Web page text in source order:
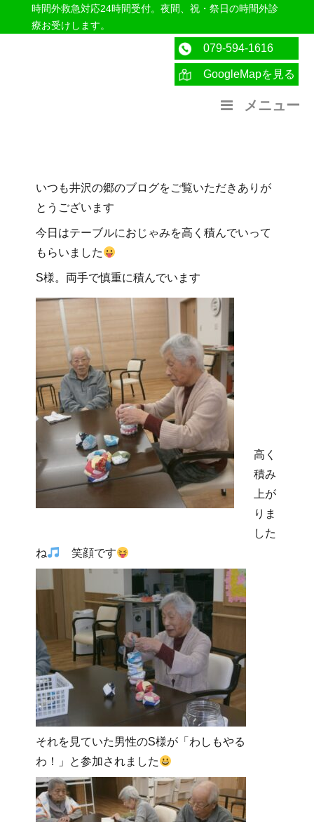
時間外救急対応24時間受付。夜間、祝・祭日の時間外診
療お受けします。
医療法人社団紀洋会 公式サイト
079-594-1616
GoogleMapを見る
メニュー
いつも井沢の郷のブログをご覧いただきありが
とうございます
今日はテーブルにおじゃみを高く積んでいって
もらいました
S様。両手で慎重に積んでいます
高く
積み
上が
りま
した
ね
笑顔です
それを見ていた男性のS様が「わしもやる
わ！」と参加されました